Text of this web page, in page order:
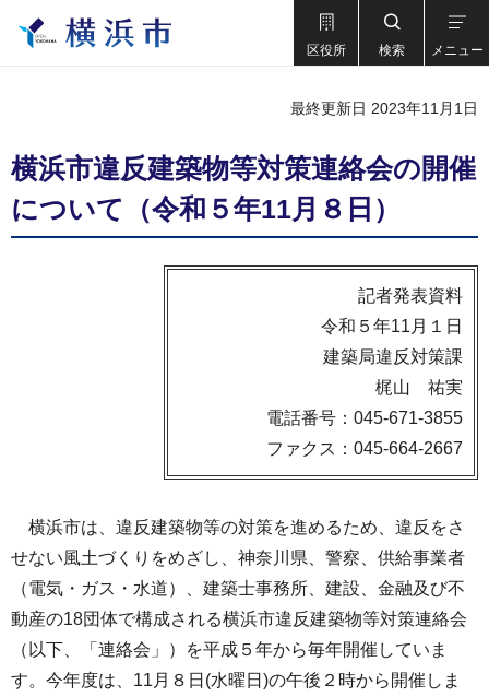
区役所 検索 メニュー
最終更新日 2023年11月1日
横浜市違反建築物等対策連絡会の開催
について（令和５年11月８日）
記者発表資料
令和５年11月１日
建築局違反対策課
梶山 祐実
電話番号：045-671-3855
ファクス：045-664-2667
横浜市は、違反建築物等の対策を進めるため、違反をさ
せない風⼟づくりをめざし、神奈川県、警察、供給事業者
（電気・ガス・⽔道）、建築⼠事務所、建設、⾦融及び不
動産の18団体で構成される横浜市違反建築物等対策連絡会
（以下、「連絡会」）を平成５年から毎年開催していま
す。今年度は、11⽉８⽇(水曜日)の午後２時から開催しま